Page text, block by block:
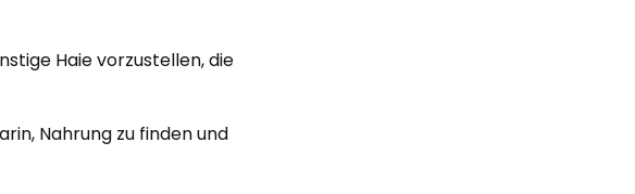
Haie vorzustellen, die
Nahrung zu finden und